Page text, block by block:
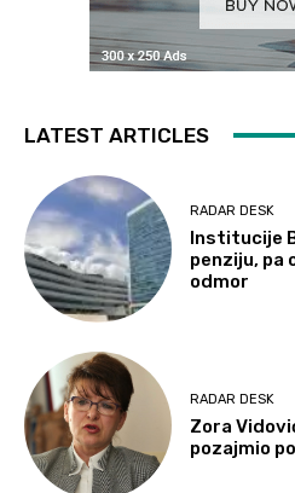
LATEST ARTICLES
RADAR DESK
Institucije
penziju, pa
odmor
RADAR DESK
Zora
pozajmio